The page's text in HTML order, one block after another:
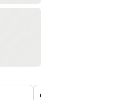
Charme arquitetônico